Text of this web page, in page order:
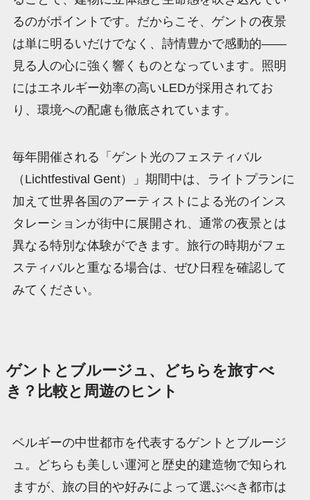
るのがポイントです。だからこそ、ゲントの夜景
は単に明るいだけでなく、詩情豊かで感動的——
見る人の心に強く響くものとなっています。照明
にはエネルギー効率の高いLEDが採用されてお
り、環境への配慮も徹底されています。
毎年開催される「ゲント光のフェスティバル
（Lichtfestival Gent）」期間中は、ライトプランに
加えて世界各国のアーティストによる光のインス
タレーションが街中に展開され、通常の夜景とは
異なる特別な体験ができます。旅行の時期がフェ
スティバルと重なる場合は、ぜひ日程を確認して
みてください。
ゲントとブルージュ、どちらを旅すべ
き？比較と周遊のヒント
ベルギーの中世都市を代表するゲントとブルージ
ュ。どちらも美しい運河と歴史的建造物で知られ
ますが、旅の目的や好みによって選ぶべき都市は